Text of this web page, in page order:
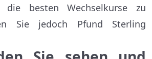
die besten Wechselkurse zu
Sie jedoch Pfund Sterling